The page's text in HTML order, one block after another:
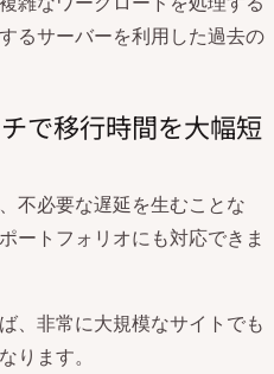
るサーバーを利用した過去の
で移行時間を大幅短
不必要な遅延を生むことな
ートフォリオにも対応できま
、非常に大規模なサイトでも
ります。